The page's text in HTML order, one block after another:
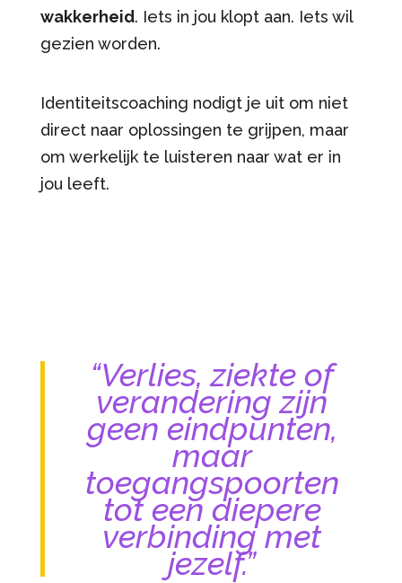
wakkerheid. Iets in jou klopt aan. Iets wil
gezien worden.
Identiteitscoaching nodigt je uit om niet
direct naar oplossingen te grijpen, maar
om werkelijk te luisteren naar wat er in
jou leeft.
“Verlies, ziekte of
verandering zijn
geen eindpunten,
maar
toegangspoorten
tot een diepere
verbinding met
jezelf.”